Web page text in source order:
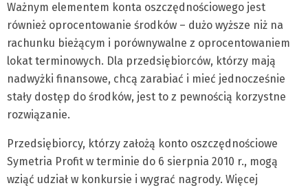
Ważnym elementem konta oszczędnościowego jest
również oprocentowanie środków – dużo wyższe niż na
rachunku bieżącym i porównywalne z oprocentowaniem
lokat terminowych. Dla przedsiębiorców, którzy mają
nadwyżki finansowe, chcą zarabiać i mieć jednocześnie
stały dostęp do środków, jest to z pewnością korzystne
rozwiązanie.
Przedsiębiorcy, którzy założą konto oszczędnościowe
Symetria Profit w terminie do 6 sierpnia 2010 r., mogą
wziąć udział w konkursie i wygrać nagrody. Więcej